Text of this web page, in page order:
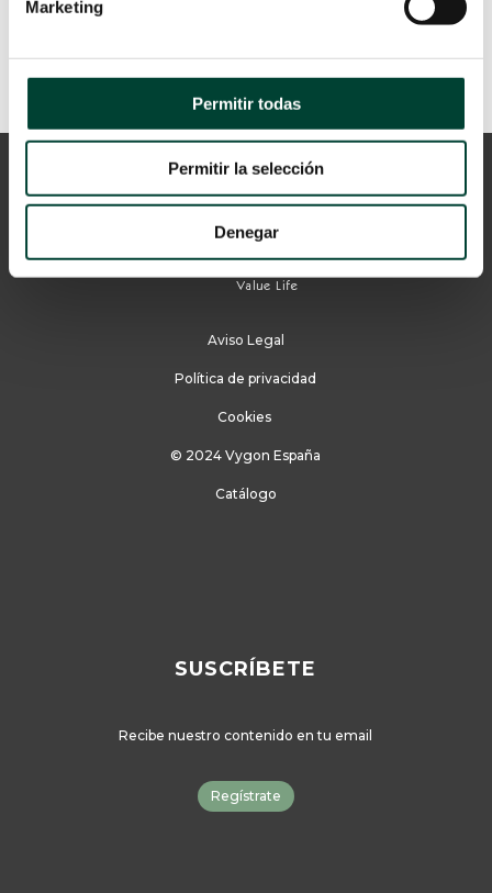
Marketing
Permitir todas
Permitir la selección
Denegar
Aviso Legal
Política de privacidad
Cookies
© 2024 Vygon España
Catálogo
SUSCRÍBETE
Recibe nuestro contenido en tu email
Regístrate